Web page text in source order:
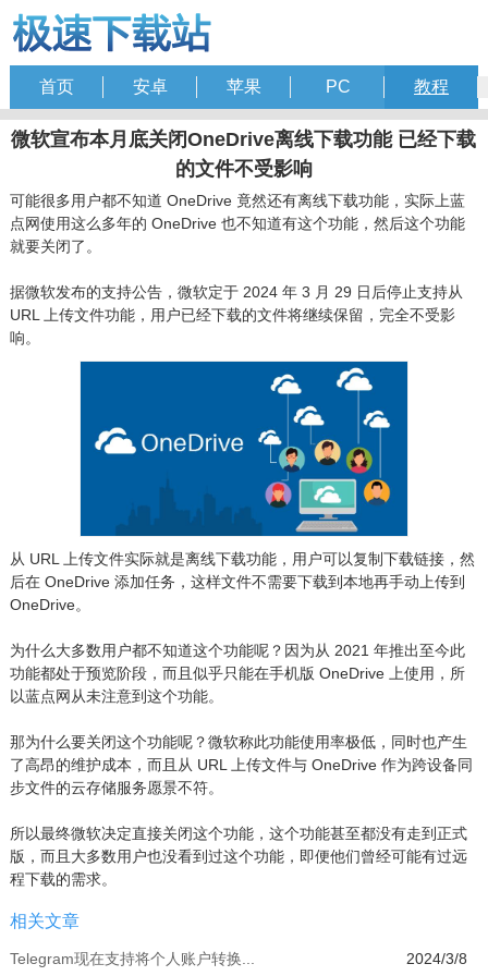
首页 安卓 苹果 PC 教程
微软宣布本月底关闭OneDrive离线下载功能 已经下载
的文件不受影响
可能很多用户都不知道 OneDrive 竟然还有离线下载功能，实际上蓝
点网使用这么多年的 OneDrive 也不知道有这个功能，然后这个功能
就要关闭了。
据微软发布的支持公告，微软定于 2024 年 3 月 29 日后停止支持从
URL 上传文件功能，用户已经下载的文件将继续保留，完全不受影
响。
从 URL 上传文件实际就是离线下载功能，用户可以复制下载链接，然
后在 OneDrive 添加任务，这样文件不需要下载到本地再手动上传到
OneDrive。
为什么大多数用户都不知道这个功能呢？因为从 2021 年推出至今此
功能都处于预览阶段，而且似乎只能在手机版 OneDrive 上使用，所
以蓝点网从未注意到这个功能。
那为什么要关闭这个功能呢？微软称此功能使用率极低，同时也产生
了高昂的维护成本，而且从 URL 上传文件与 OneDrive 作为跨设备同
步文件的云存储服务愿景不符。
所以最终微软决定直接关闭这个功能，这个功能甚至都没有走到正式
版，而且大多数用户也没看到过这个功能，即便他们曾经可能有过远
程下载的需求。
相关文章
2024/3/8
Telegram现在支持将个人账户转换...